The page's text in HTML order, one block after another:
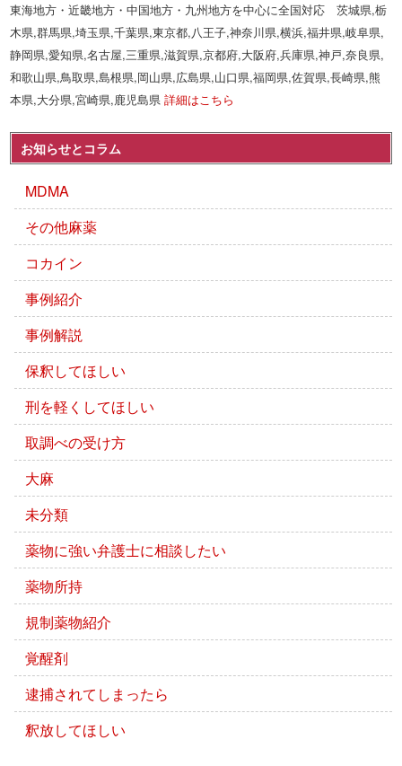
東海地方・近畿地方・中国地方・九州地方を中心に全国対応 茨城県,栃
木県,群馬県,埼玉県,千葉県,東京都,八王子,神奈川県,横浜,福井県,岐阜県,
静岡県,愛知県,名古屋,三重県,滋賀県,京都府,大阪府,兵庫県,神戸,奈良県,
和歌山県,鳥取県,島根県,岡山県,広島県,山口県,福岡県,佐賀県,長崎県,熊
本県,大分県,宮崎県,鹿児島県詳細はこちら
お知らせとコラム
MDMA
その他麻薬
コカイン
事例紹介
事例解説
保釈してほしい
刑を軽くしてほしい
取調べの受け方
大麻
未分類
薬物に強い弁護士に相談したい
薬物所持
規制薬物紹介
覚醒剤
逮捕されてしまったら
釈放してほしい